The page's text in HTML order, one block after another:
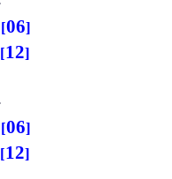
06
12
06
12